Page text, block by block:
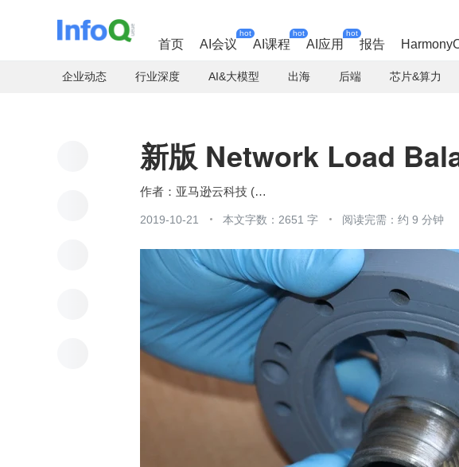
首页 AI会议
hot
AI课程
hot
AI应用
hot
报告
企业动态 行业深度 AI&大模型 出海 后端 芯片&算力
新版 Network Load
亚马逊云科技 (Amazon Web Services）
2019-10-21 本文字数：2651 字 阅读完需：约 9 分钟